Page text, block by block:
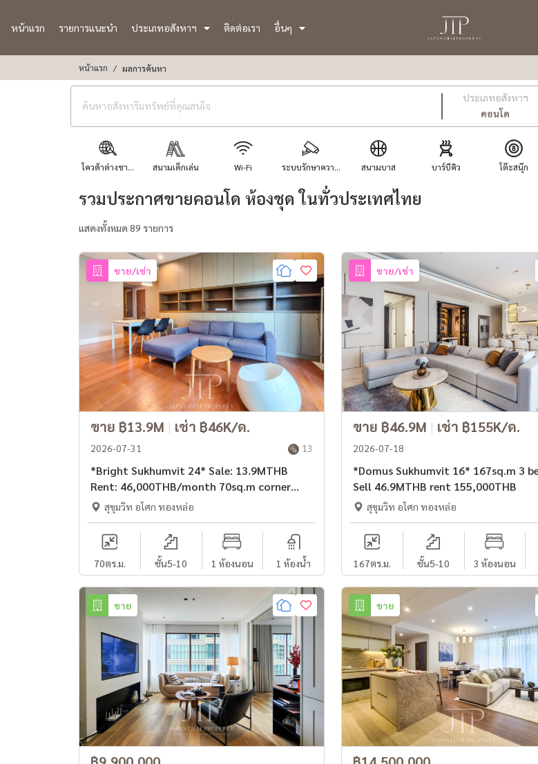
หน้าแรก รายการแนะนำ ประเภทอสังหาฯ ติดต่อเรา อื่นๆ
หน้าแรก ผลการค้นหา
ประเภทอสังหาฯ
คอนโด
โควต้าต่างชา... สนามเด็กเล่น Wi-Fi ระบบรักษาควา... สนามบาส บาร์บีคิว โต๊ะสนุ๊ก
รวมประกาศขายคอนโด ห้องชุด ในทั่วประเทศไทย
แสดงทั้งหมด 89 รายการ
ขาย/เช่า
ขาย ฿13.9M | เช่า ฿46K/ด.
2026-07-31 13
*Bright Sukhumvit 24* Sale: 13.9MTHB
Rent: 46,000THB/month 70sq.m corner
1bed large living room in Sukhumvit 24
Phrom Phong area
สุขุมวิท อโศก ทองหล่อ
70ตร.ม. ชั้น5-10 1 ห้องนอน 1 ห้องน้ำ
ขาย/เช่า
ขาย ฿46.9M | เช่า ฿155K/ด.
2026-07-18
*Domus Sukhumvit 16* 167sq.m 3 bed unit
Sell 46.9MTHB rent 155,000THB
สุขุมวิท อโศก ทองหล่อ
167ตร.ม. ชั้น5-10 3 ห้องนอน
ขาย ขาย